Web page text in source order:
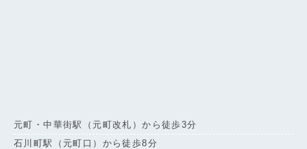
元町・中華街駅（元町改札）から徒歩3分
石川町駅（元町口）から徒歩8分